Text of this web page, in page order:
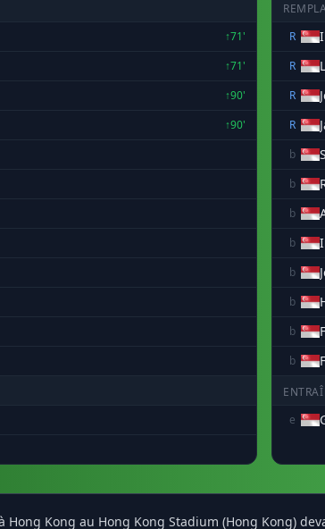
↑71'
↑71'
↑90'
↑90'
R
R
R
R
b
b
b
b
b
b
b
b
e
Hong Kong au Hong Kong Stadium (Hong Kong)